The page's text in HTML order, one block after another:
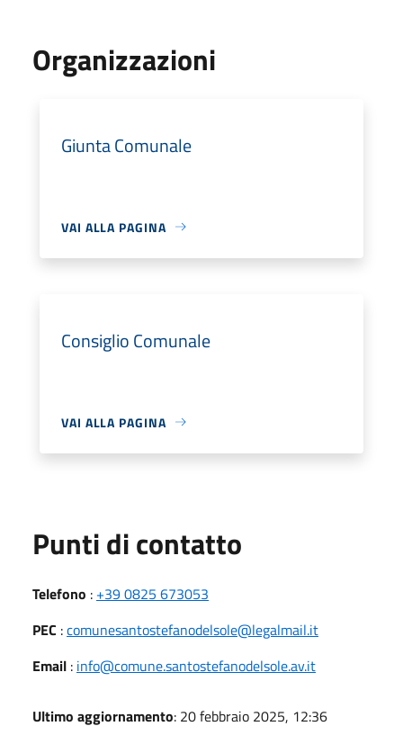
Organizzazioni
Giunta Comunale
VAI ALLA PAGINA
Consiglio Comunale
VAI ALLA PAGINA
Punti di contatto
Telefono : +39 0825 673053
PEC :comunesantostefanodelsole@legalmail.it
Email : info@comune.santostefanodelsole.av.it
Ultimo aggiornamento: 20 febbraio 2025, 12:36